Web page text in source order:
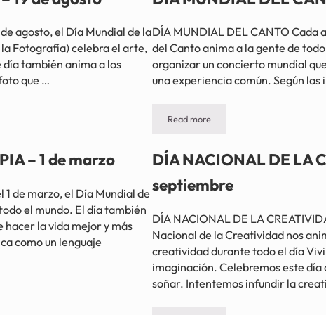
agosto, el Día Mundial de la
Fotografía) celebra el arte,
también anima a los
que …
DÍA MUNDIAL DEL CANTO Cada
del Canto anima a la gente de
organizar un concierto mundial
una experiencia común. Según
Read moreDÍA MUNDIAL DEL CANTO –
– 1 de marzo
1 de marzo, el Día Mundial de
el mundo. El día también
hacer la vida mejor y más
como un lenguaje
DÍA NACIONAL DE LA
septiembre
DÍA NACIONAL DE LA
Nacional de la Creatividad nos
creatividad durante todo el día
imaginación. Celebremos este
soñar. Intentemos infundir la